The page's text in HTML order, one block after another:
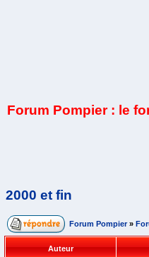
Forum Pompier : le
2000 et fin
Forum Pompier »
Auteur